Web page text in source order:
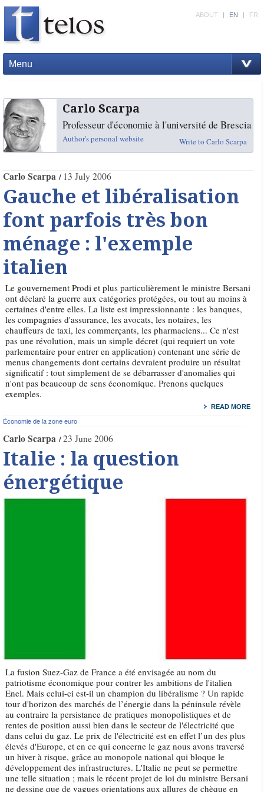
Menu
ABOUT | EN | FR
Carlo Scarpa
Professeur d'économie à l'université de Brescia
Author's personal website Write to Carlo Scarpa
Carlo Scarpa 13 July 2006
Gauche et libéralisation
font parfois très bon
ménage : l'exemple
italien
Le gouvernement Prodi et plus particulièrement le ministre Bersani
ont déclaré la guerre aux catégories protégées, ou tout au moins à
certaines d'entre elles. La liste est impressionnante : les banques,
les compagnies d'assurance, les avocats, les notaires, les
chauffeurs de taxi, les commerçants, les pharmaciens... Ce n'est
pas une révolution, mais un simple décret (qui requiert un vote
parlementaire pour entrer en application) contenant une série de
menus changements dont certains devraient produire un résultat
significatif : tout simplement de se débarrasser d'anomalies qui
n'ont pas beaucoup de sens économique. Prenons quelques
exemples.
READ MORE
Économie de la zone euro
Carlo Scarpa 23 June 2006
Italie : la question
énergétique
La fusion Suez-Gaz de France a été envisagée au nom du
patriotisme économique pour contrer les ambitions de l'italien
Enel. Mais celui-ci est-il un champion du libéralisme ? Un rapide
tour d'horizon des marchés de l’énergie dans la péninsule révèle
au contraire la persistance de pratiques monopolistiques et de
rentes de position aussi bien dans le secteur de l'électricité que
dans celui du gaz. Le prix de l'électricité est en effet l’un des plus
élevés d'Europe, et en ce qui concerne le gaz nous avons traversé
un hiver à risque, grâce au monopole national qui bloque le
développement des infrastructures. L'Italie ne peut se permettre
une telle situation ; mais le récent projet de loi du ministre Bersani
ne dessine que de vagues orientations aux allures de chèque en